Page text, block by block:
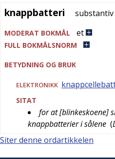
knappbatteri
knappbatteri substantiv
MODERAT BOKMÅL et
FULL BOKMÅLSNORM
BETYDNING OG BRUK
ELEKTRONIKK
SITAT
for at [blinkeskoene]
knappbatterier i sålene (
Siter denne ordartikkelen